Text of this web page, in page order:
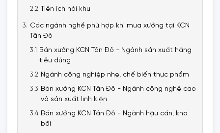
Tiện ích nội khu
Các ngành nghề phù hợp khi mua xưởng tại KCN
Tân Đô
Bán xưởng KCN Tân Đô - Ngành sản xuất hàng
tiêu dùng
Ngành công nghiệp nhẹ, chế biến thực phẩm
Bán xưởng KCN Tân Đô - Ngành công nghệ cao
và sản xuất linh kiện
Bán xưởng KCN Tân Đô - Ngành hậu cần, kho
bãi